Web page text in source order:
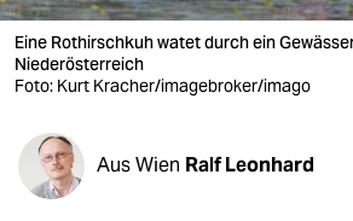
verlag
verlag
shop
fragen & hilfe
Eine Rothirschkuh watet durch ein
Niederösterreich
Foto: Kurt Kracher/imagebroker/imago
Aus Wien Ralf Leonhard